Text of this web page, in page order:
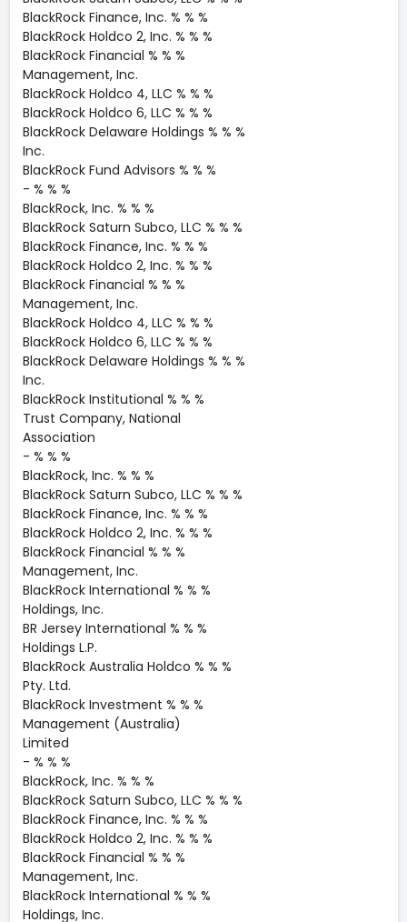
BlackRock Finance, Inc. % % %
BlackRock Holdco 2, Inc. % % %
BlackRock Financial % % %
Management, Inc.
BlackRock Holdco 4, LLC % % %
BlackRock Holdco 6, LLC % % %
BlackRock Delaware Holdings % % %
Inc.
BlackRock Fund Advisors % % %
- % % %
BlackRock, Inc. % % %
BlackRock Saturn Subco, LLC % % %
BlackRock Finance, Inc. % % %
BlackRock Holdco 2, Inc. % % %
BlackRock Financial % % %
Management, Inc.
BlackRock Holdco 4, LLC % % %
BlackRock Holdco 6, LLC % % %
BlackRock Delaware Holdings % % %
Inc.
BlackRock Institutional % % %
Trust Company, National
Association
- % % %
BlackRock, Inc. % % %
BlackRock Saturn Subco, LLC % % %
BlackRock Finance, Inc. % % %
BlackRock Holdco 2, Inc. % % %
BlackRock Financial % % %
Management, Inc.
BlackRock International % % %
Holdings, Inc.
BR Jersey International % % %
Holdings L.P.
BlackRock Australia Holdco % % %
Pty. Ltd.
BlackRock Investment % % %
Management (Australia)
Limited
- % % %
BlackRock, Inc. % % %
BlackRock Saturn Subco, LLC % % %
BlackRock Finance, Inc. % % %
BlackRock Holdco 2, Inc. % % %
BlackRock Financial % % %
Management, Inc.
BlackRock International % % %
Holdings, Inc.